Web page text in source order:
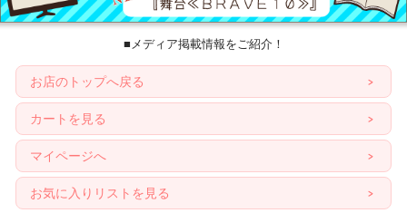
■メディア掲載情報をご紹介！
お店のトップへ戻る
カートを見る
マイページへ
お気に入りリストを見る